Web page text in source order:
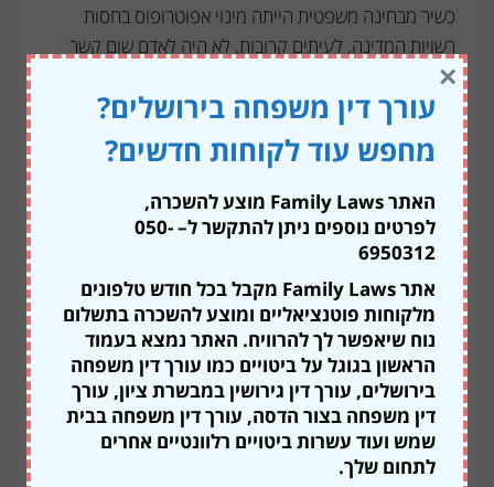
כשיר מבחינה משפטית הייתה מינוי אפוטרופוס בחסות
רשויות המדינה. לעיתים קרובות, לא היה לאדם שום קשר
להחלטה מי יהיה האפוטרופוס שנקבע לו – כך שהוא אינו
יכול היה לממש את זכותו הבסיסית.
לצערנו, מחלת הקורונה הדגישה את הצורך בעריכה של ייפוי
כוח מתמשך לאנשים בגיל השלישי, אך חשוב לציין כי ייפוי כוח
מתמשך רלוונטי בכל גיל – מהסיבה הפשוטה, שאף אחד
מאיתנו לא יודע אם מחר בבוקר הוא יפגע בתאונה או חלילה
יחלה במחלה קשה אשר תוביל למצב סיעודי.
מי יכול לערוך ייפוי כוח
מתמשך?
חשוב לציין, כי לא כל עורך דין אשר מתמצא בחוזים,תביעת
סיעודאו מקרקעין יכול לערוך, לחתום ולהפקיד מסמכי ייפוי
עורך דין משפחה בירושלים?
מחפש עוד לקוחות חדשים?
האתר Family Laws מוצע להשכרה,
לפרטים נוספים ניתן להתקשר ל – 050-
6950312
אתר Family Laws מקבל בכל חודש טלפונים
מלקוחות פוטנציאליים ומוצע להשכרה בתשלום
נוח שיאפשר לך להרוויח. האתר נמצא בעמוד
הראשון בגוגל על ביטויים כמו עורך דין משפחה
בירושלים, עורך דין גירושין במבשרת ציון, עורך
דין משפחה בצור הדסה, עורך דין משפחה בבית
שמש ועוד עשרות ביטויים רלוונטיים אחרים
לתחום שלך.
×